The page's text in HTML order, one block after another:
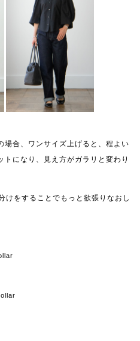
場合、ワンサイズ上げると、程よい
トになり、見え方がガラリと変わり
けをすることでもっと欲張りなおし